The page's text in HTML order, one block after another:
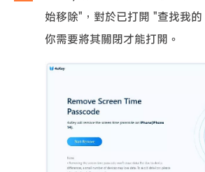
始移除"，對於已打開 "查找我的
你需要將其關閉才能打開。